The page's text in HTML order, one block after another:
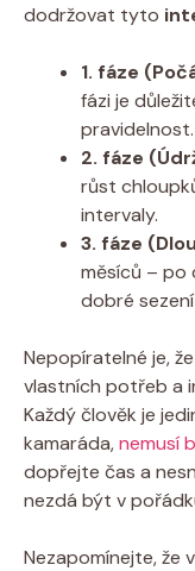
dodržovat tyto
1. fáze
fázi je
pravidelnost.
2. fáze
růst
intervaly.
3. fáze
měsíců – po
dobré
Nepopíratelné je,
vlastních potřeb a
Každý člověk je
kamaráda,nemusí
dopřejte čas a
nezdá být v
Nezapomínejte, že